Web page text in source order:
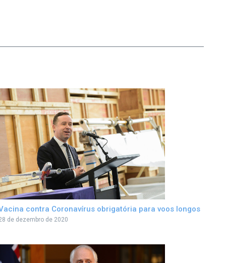
contra Coronavírus obrigatória para voos longos
de dezembro de 2020